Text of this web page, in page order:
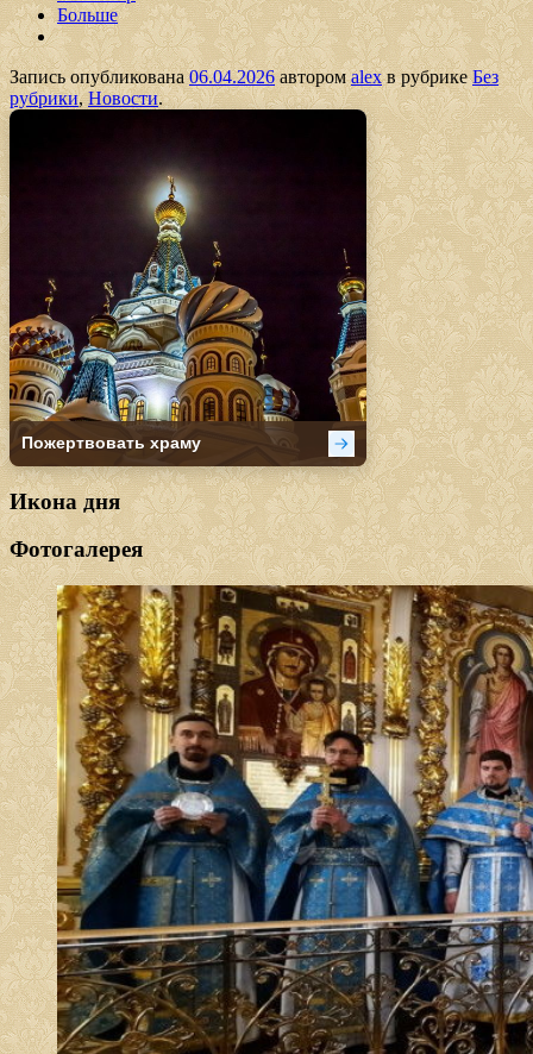
Больше
Запись опубликована06.04.2026авторомalexв рубрикеБез
рубрики,Новости.
Икона дня
Фотогалерея